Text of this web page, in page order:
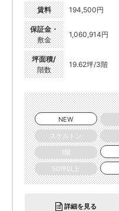
賃料 194,500円
保証金・
敷金
1,060,914円
坪面積/
階数
19.62坪/3階
NEW
スケルトン
1階
50坪以上
詳細を見る